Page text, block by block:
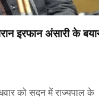
इरफान अंसारी के
को सदन में राज्यपाल के